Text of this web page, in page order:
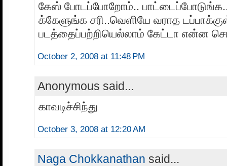
கேஸ் போடப்போறோம்..
க்கேளுங்க சரி..வெளியே வராத
படத்தைப்பற்றியெல்லாம் கேட்டா என்ன
October 2, 2008 at 11:48 PM
Anonymous said...
காவடிச்சிந்து
October 3, 2008 at 12:20 AM
Naga Chokkanathan said...